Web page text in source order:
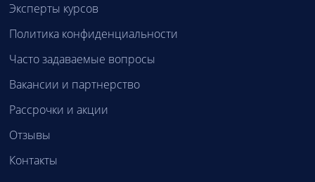
Эксперты курсов
Политика конфиденциальности
Часто задаваемые вопросы
Вакансии и партнерство
Рассрочки и акции
Отзывы
Контакты